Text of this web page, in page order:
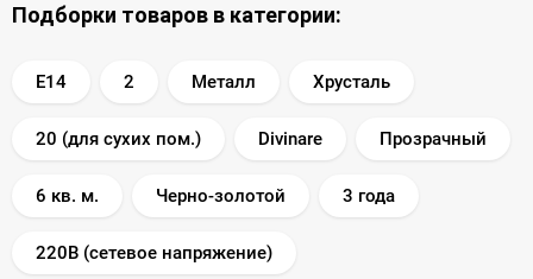
Подборки товаров в категории:
E14 2 Металл Хрусталь
20 (для сухих пом.) Divinare Прозрачный
6 кв. м. Черно-золотой 3 года
220В (сетевое напряжение)